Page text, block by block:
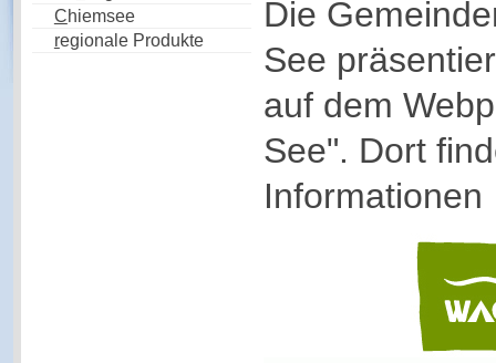
Chiemsee
regionale Produkte
Die
See
auf dem
See". Dort
Informationen